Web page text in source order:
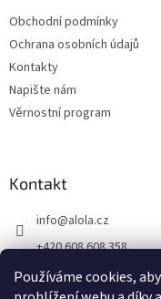
Používáme cookies,
Obchodní podmínky
Ochrana osobních údajů
Kontakty
Napište nám
Věrnostní program
Kontakt
info@alola.cz
+420 608 608 358
https://